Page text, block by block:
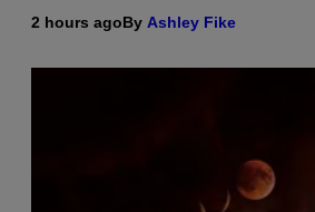
2 hours agoBy Ashley Fike